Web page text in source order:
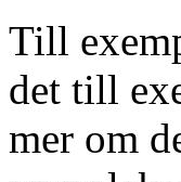
Till
det till
mer om